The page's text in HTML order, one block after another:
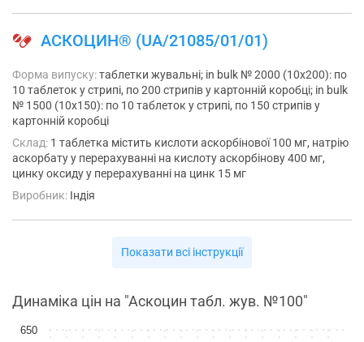
АСКОЦИН® (UA/21085/01/01)
Форма випуску:таблетки жувальні; in bulk № 2000 (10х200): по
10 таблеток у стрипі, по 200 стрипів у картонній коробці; in bulk
№ 1500 (10х150): по 10 таблеток у стрипі, по 150 стрипів у
картонній коробці
Склад: 1 таблетка містить кислоти аскорбінової 100 мг, натрію
аскорбату у перерахуванні на кислоту аскорбінову 400 мг,
цинку оксиду у перерахуванні на цинк 15 мг
Виробник: Індія
Показати всі інструкції
Динаміка цін на "Аскоцин табл. жув. №100"
650